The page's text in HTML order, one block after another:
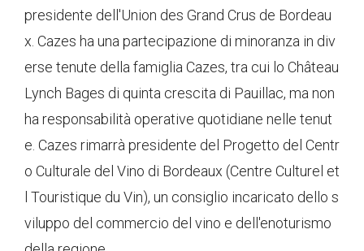
presidente dell'Union des Grand Crus de Bordeau
x. Cazes ha una partecipazione di minoranza in div
erse tenute della famiglia Cazes, tra cui lo Château
Lynch Bages di quinta crescita di Pauillac, ma non
ha responsabilità operative quotidiane nelle tenut
e. Cazes rimarrà presidente del Progetto del Centr
o Culturale del Vino di Bordeaux (Centre Culturel et
l Touristique du Vin), un consiglio incaricato dello s
viluppo del commercio del vino e dell'enoturismo